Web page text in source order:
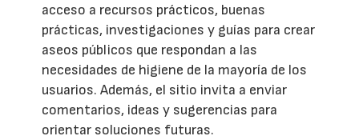
acceso a recursos prácticos, buenas
prácticas, investigaciones y guías para crear
aseos públicos que respondan a las
necesidades de higiene de la mayoría de los
usuarios. Además, el sitio invita a enviar
comentarios, ideas y sugerencias para
orientar soluciones futuras.